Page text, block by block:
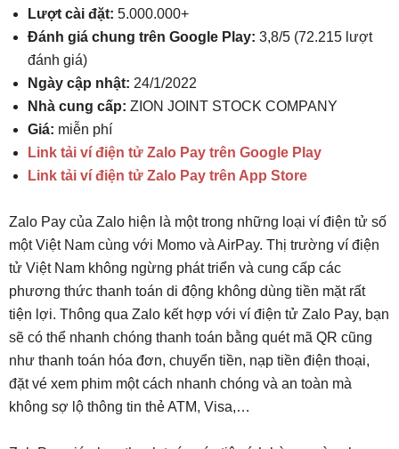
Lượt cài đặt: 5.000.000+
Đánh giá chung trên Google Play: 3,8/5 (72.215 lượt
đánh giá)
Ngày cập nhật: 24/1/2022
Nhà cung cấp: ZION JOINT STOCK COMPANY
Giá: miễn phí
Link tải ví điện tử Zalo Pay trên Google Play
Link tải ví điện tử Zalo Pay trên App Store
Zalo Pay của Zalo hiện là một trong những loại ví điện tử số
một Việt Nam cùng với Momo và AirPay. Thị trường ví điện
tử Việt Nam không ngừng phát triển và cung cấp các
phương thức thanh toán di động không dùng tiền mặt rất
tiện lợi. Thông qua Zalo kết hợp với ví điện tử Zalo Pay, bạn
sẽ có thể nhanh chóng thanh toán bằng quét mã QR cũng
như thanh toán hóa đơn, chuyển tiền, nạp tiền điện thoại,
đặt vé xem phim một cách nhanh chóng và an toàn mà
không sợ lộ thông tin thẻ ATM, Visa,…